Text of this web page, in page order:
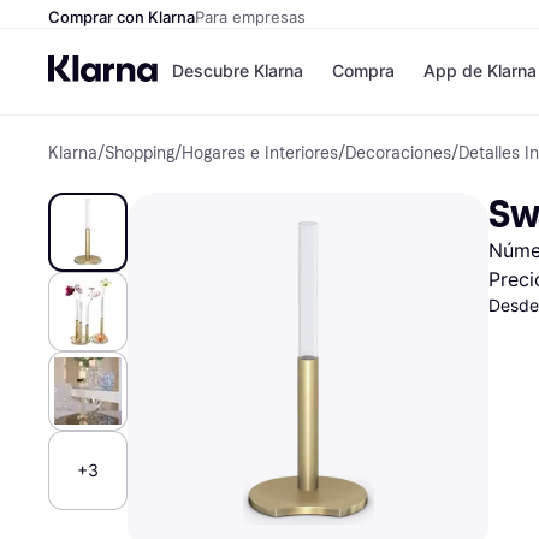
Comprar con KlarnaPara empresas
Descubre Klarna
Formas de
Paga ahora
Paga en 3 plazos
Paga en 30 días
Financiación
Klarna en Apple
Compra
Tiendas
Zalando
JD Sports
App de Klarna
Klarna/Shopping/Hogares e Interiores/Decoraciones/Detalles
+3